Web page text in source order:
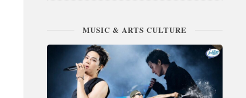
MUSIC & ARTS CULTURE